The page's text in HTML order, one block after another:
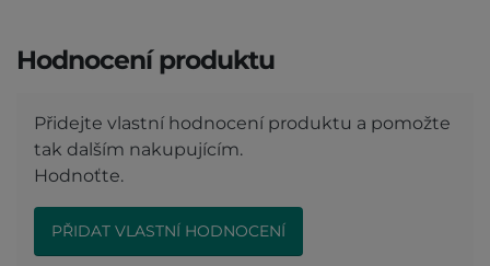
Hodnocení produktu
Přidejte vlastní hodnocení produktu a pomožte
tak dalším nakupujícím.
Hodnoťte.
PŘIDAT VLASTNÍ HODNOCENÍ